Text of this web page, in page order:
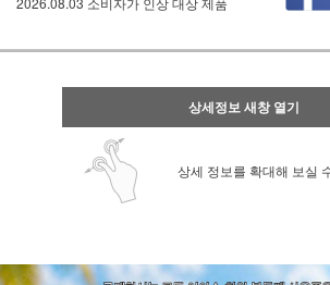
상세정보 새창 열기
상세 정보를 확대해 보실